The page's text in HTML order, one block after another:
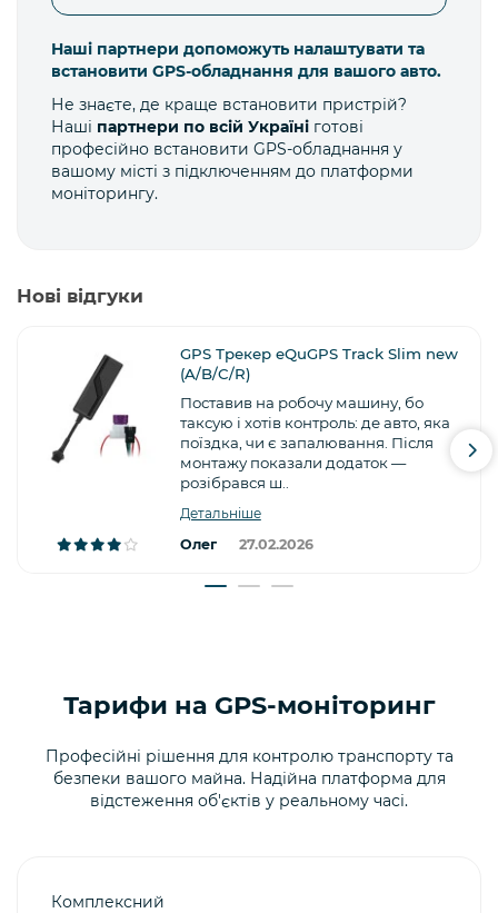
Наші партнери допоможуть налаштувати та
встановити GPS-обладнання для вашого авто.
Не знаєте, де краще встановити пристрій?
Наші партнери по всій Україні готові
професійно встановити GPS-обладнання у
вашому місті з підключенням до платформи
моніторингу.
Нові відгуки
GPS Трекер eQuGPS Track Slim new
(A/B/C/R)
Поставив на робочу машину, бо
таксую і хотів контроль: де авто, яка
поїздка, чи є запалювання. Після
монтажу показали додаток —
розібрався ш..
Детальніше
Олег
27.02.2026
Тарифи на GPS-моніторинг
Професійні рішення для контролю транспорту та
безпеки вашого майна. Надійна платформа для
відстеження об'єктів у реальному часі.
Комплексний